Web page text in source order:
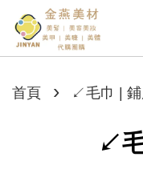
首頁 › ↙毛巾 | 鋪
↙